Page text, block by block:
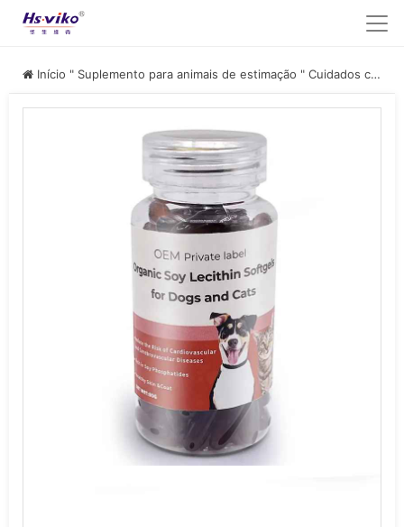
Início " Suplemento para animais de estimação " Cuidados com a pele e o pelo dos animais de estimação